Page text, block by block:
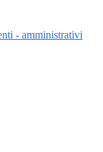
- amministrativi